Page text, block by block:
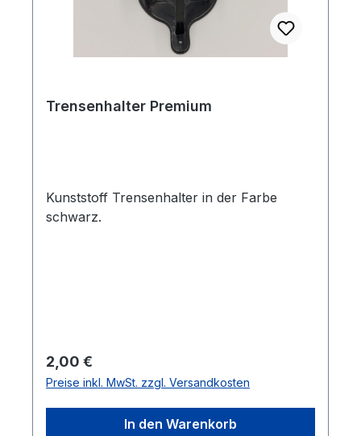
Trensenhalter Premium
Kunststoff Trensenhalter in der Farbe
schwarz.
Regulärer Preis:
2,00 €
Preise inkl. MwSt. zzgl. Versandkosten
In den Warenkorb